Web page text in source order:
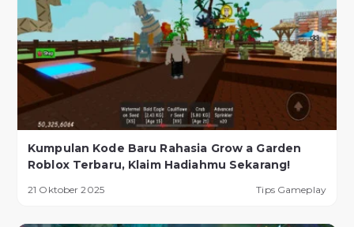
Kumpulan Kode Baru Rahasia Grow a Garden
Roblox Terbaru, Klaim Hadiahmu Sekarang!
21 Oktober 2025 Tips Gameplay